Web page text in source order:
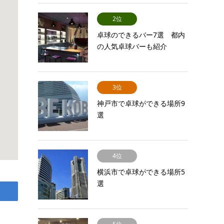
2位
卓球のできるバー7選 都内
の人気卓球バーも紹介
3位
神戸市で卓球ができる場所9
選
4位
横浜市で卓球ができる場所5
選